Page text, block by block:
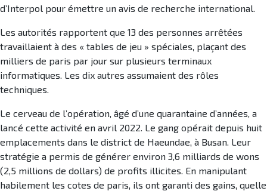
d’Interpol pour émettre un avis de recherche international.
Les autorités rapportent que 13 des personnes arrêtées
travaillaient à des « tables de jeu » spéciales, plaçant des
milliers de paris par jour sur plusieurs terminaux
informatiques. Les dix autres assumaient des rôles
techniques.
Le cerveau de l’opération, âgé d’une quarantaine d’années, a
lancé cette activité en avril 2022. Le gang opérait depuis huit
emplacements dans le district de Haeundae, à Busan. Leur
stratégie a permis de générer environ 3,6 milliards de wons
(2,5 millions de dollars) de profits illicites. En manipulant
habilement les cotes de paris, ils ont garanti des gains, quelle